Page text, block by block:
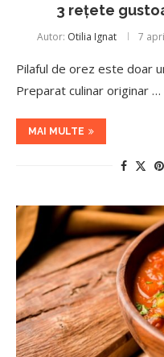
3 rețete
Autor: Otilia Ignat 7
Pilaful de orez este doar
Preparat culinar originar …
MAI MULTE